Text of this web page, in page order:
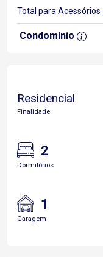
Total para Acessórios
Condomínio
Residencial
Finalidade
2
Dormitórios
1
Garagem